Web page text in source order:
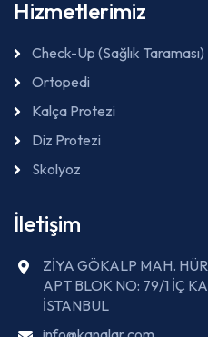
Hizmetlerimiz
Check-Up (Sağlık Taraması)
Ortopedi
Kalça Protezi
Diz Protezi
Skolyoz
İletişim
ZİYA GÖKALP MAH.
APT BLOK NO: 79/1 İÇ
İSTANBUL